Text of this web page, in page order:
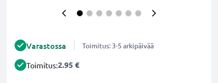
Varastossa Toimitus: 3-5 arkipäivää
Toimitus:2.95 €